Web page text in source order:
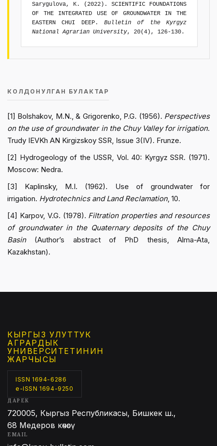
Sarygulova, K. (2022). SCIENTIFIC FOUNDATIONS
OF THE INTEGRATED USE OF GROUNDWATER IN THE
EASTERN CHUI DEEP. Bulletin of the Kyrgyz
National Agrarian University, 20(4), 126-130.
КОЛДОНУЛГАН БУЛАКТАР
[1] Bolshakov, M.N., & Grigorenko, P.G. (1956). Perspectives
on the use of groundwater in the Chuy Valley for irrigation.
Trudy IEVKh AN Kirgizskoy SSR, Issue 3(IV). Frunze.
[2] Hydrogeology of the USSR, Vol. 40: Kyrgyz SSR. (1971).
Moscow: Nedra.
[3] Kaplinsky, M.I. (1962). Use of groundwater for
irrigation. Hydrotechnics and Land Reclamation, 10.
[4] Karpov, V.G. (1978). Filtration properties and resources
of groundwater in the Quaternary deposits of the Chuy
Basin(Author’s abstract of PhD thesis, Alma-Ata,
Kazakhstan).
КЫРГЫЗ УЛУТТУК
АГРАРДЫК
УНИВЕРСИТЕТИНИН
ЖАРЧЫСЫ
ISSN 1694-6286
e-ISSN 1694-9250
ДАРЕК
720005, Кыргыз Республикасы, Бишкек ш.,
68 Медеров көчөсү
EMAIL